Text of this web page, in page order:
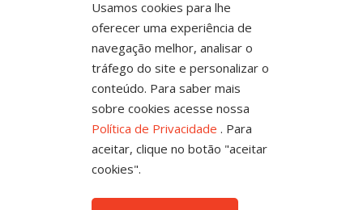
Usamos cookies para lhe
oferecer uma experiência de
navegação melhor, analisar o
tráfego do site e personalizar o
conteúdo. Para saber mais
sobre cookies acesse nossa
Política de Privacidade . Para
aceitar, clique no botão "aceitar
cookies".
Todos os Direitos Reservados
Sintep-MT - Sindicato dos Trabalhadores no Ensino
Público de Mato Grosso
Rua Mestre João Guimarães, 102 -
Fone: (65) 3317-4300 - 0800 654343 - Fax: 3317
4327